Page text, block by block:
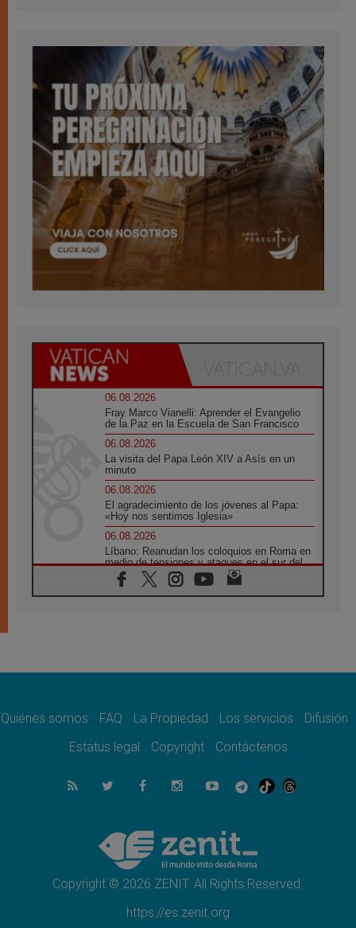
06.08.2026
Fray Marco Vianelli: Aprender el Evangelio
de la Paz en la Escuela de San Francisco
06.08.2026
La visita del Papa León XIV a Asís en un
minuto
06.08.2026
El agradecimiento de los jóvenes al Papa:
«Hoy nos sentimos Iglesia»
06.08.2026
Líbano: Reanudan los coloquios en Roma en
medio de tensiones y ataques en el sur del
país
06.08.2026
noticia para todo el Uruguay
León XIV: La revolución del Evangelio
06.08.2026
La Iglesia en Ceuta: caridad y esperanza
La visita del Papa a Perú será un tiempo de
gracia reconciliación y esperanza
Quiénes somos FAQ La Propiedad Los servicios
Difusión
Estatus legal
Copyright Contáctenos
Copyright © 2026 ZENIT. All Rights Reserved.
https://es.zenit.org